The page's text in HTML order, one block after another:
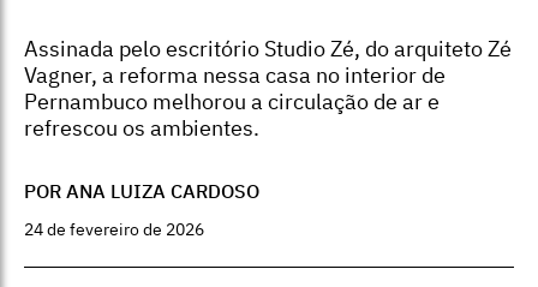
Assinada pelo escritório Studio Zé, do arquiteto Zé
Vagner, a reforma nessa casa no interior de
Pernambuco melhorou a circulação de ar e
refrescou os ambientes.
POR ANA LUIZA CARDOSO
24 de fevereiro de 2026